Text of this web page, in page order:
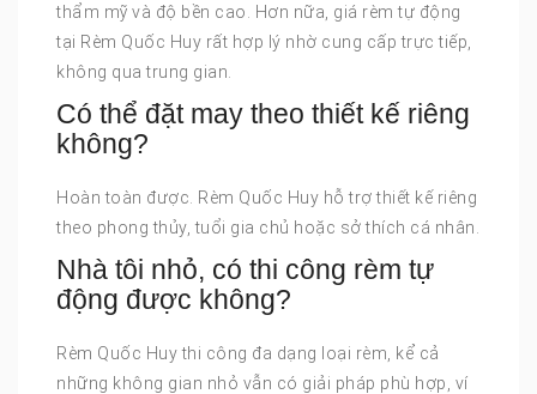
thẩm mỹ và độ bền cao. Hơn nữa, giá rèm tự động
tại Rèm Quốc Huy rất hợp lý nhờ cung cấp trực tiếp,
không qua trung gian.
Có thể đặt may theo thiết kế riêng
không?
Hoàn toàn được. Rèm Quốc Huy hỗ trợ thiết kế riêng
theo phong thủy, tuổi gia chủ hoặc sở thích cá nhân.
Nhà tôi nhỏ, có thi công rèm tự
động được không?
Rèm Quốc Huy thi công đa dạng loại rèm, kể cả
những không gian nhỏ vẫn có giải pháp phù hợp, ví